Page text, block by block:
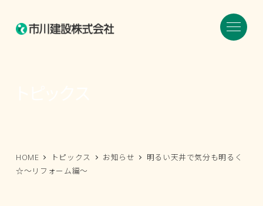
HOME トピックス お知らせ
明るい天井で気分も明るく
☆～リフォーム編～